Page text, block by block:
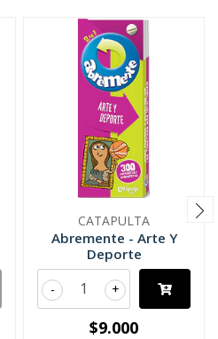
CATAPULTA
Abremente - Arte Y
Deporte
+
-
$9.000